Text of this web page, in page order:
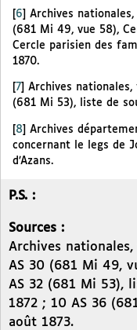
[6] Archives
(681 Mi 49, vue 58),
Cercle parisien des
1870.
7
Archives
(681 Mi 53), liste de
[8] Archives
concernant le legs de
d’Azans.
P.S. :
Sources :
Archives
AS 30 (681 Mi 49,
AS 32 (681 Mi 53),
1872 ; 10 AS 36
août 1873.